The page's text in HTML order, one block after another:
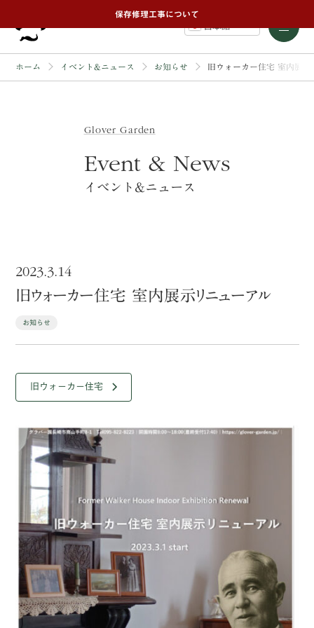
保存修理工事について
ホーム イベント&ニュース お知らせ 旧ウォーカー住宅 室内展示
Glover Garden
Event & News
イベント&ニュース
旧ウォーカー住宅 室内展示リニューアル
2023.3.14
お知らせ
旧ウォーカー住宅